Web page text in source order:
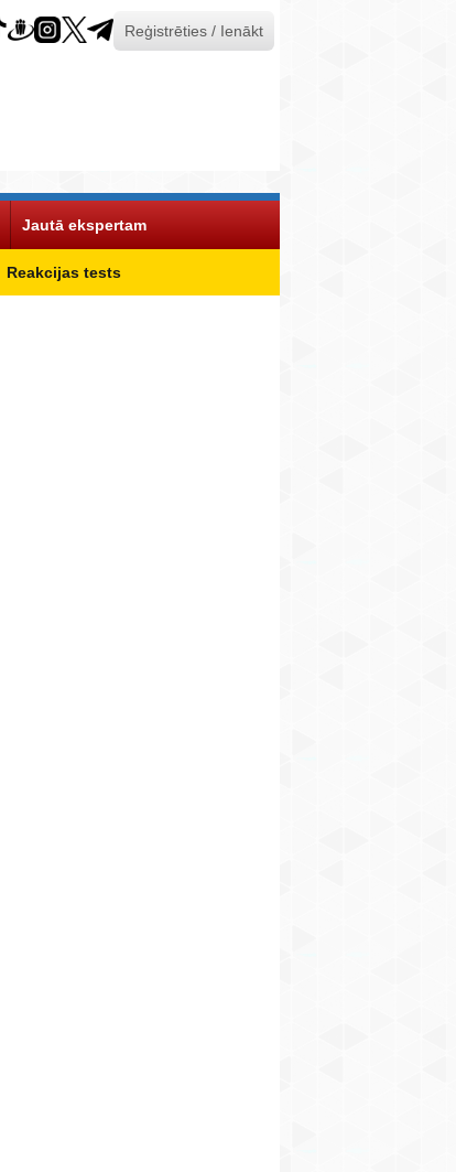
Reģistrēties / Ienākt
Reakcijas tests
Jautā ekspertam